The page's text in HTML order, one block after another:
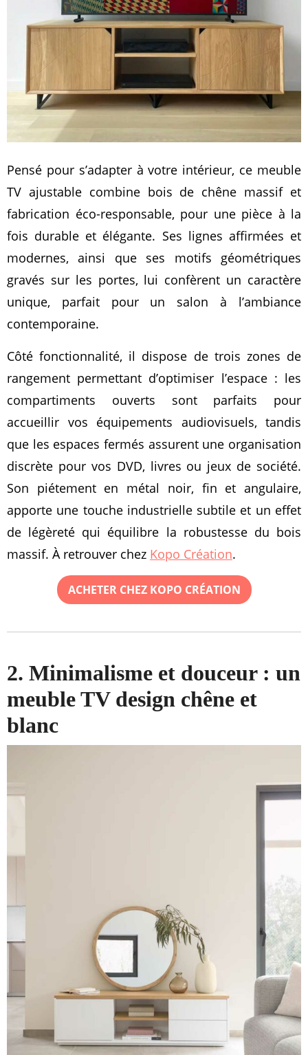
Pensé pour s’adapter à votre intérieur, ce meuble
TV ajustable combine bois de chêne massif et
fabrication éco-responsable, pour une pièce à la
fois durable et élégante. Ses lignes affirmées et
modernes, ainsi que ses motifs géométriques
gravés sur les portes, lui confèrent un caractère
unique, parfait pour un salon à l’ambiance
contemporaine.
Côté fonctionnalité, il dispose de trois zones de
rangement permettant d’optimiser l’espace : les
compartiments ouverts sont parfaits pour
accueillir vos équipements audiovisuels, tandis
que les espaces fermés assurent une organisation
discrète pour vos DVD, livres ou jeux de société.
Son piétement en métal noir, fin et angulaire,
apporte une touche industrielle subtile et un effet
de légèreté qui équilibre la robustesse du bois
massif. À retrouver chez Kopo Création.
ACHETER CHEZ KOPO CRÉATION
2. Minimalisme et douceur : un
meuble TV design chêne et
blanc